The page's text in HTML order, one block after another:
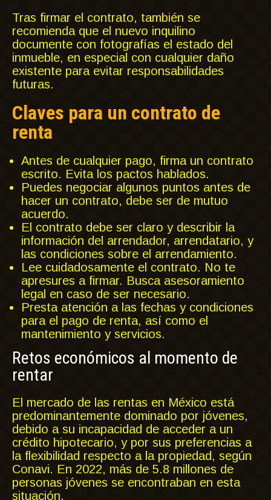
Tras firmar el contrato, también se
recomienda que el nuevo inquilino
documente con fotografías el estado del
inmueble, en especial con cualquier daño
existente para evitar responsabilidades
futuras.
Claves para un contrato de
renta
Antes de cualquier pago, firma un contrato
escrito. Evita los pactos hablados.
Puedes negociar algunos puntos antes de
hacer un contrato, debe ser de mutuo
acuerdo.
El contrato debe ser claro y describir la
información del arrendador, arrendatario, y
las condiciones sobre el arrendamiento.
Lee cuidadosamente el contrato. No te
apresures a firmar. Busca asesoramiento
legal en caso de ser necesario.
Presta atención a las fechas y condiciones
para el pago de renta, así como el
mantenimiento y servicios.
Retos económicos al momento de
rentar
El mercado de las rentas en México está
predominantemente dominado por jóvenes,
debido a su incapacidad de acceder a un
crédito hipotecario, y por sus preferencias a
la flexibilidad respecto a la propiedad, según
Conavi. En 2022, más de 5.8 millones de
personas jóvenes se encontraban en esta
situación.